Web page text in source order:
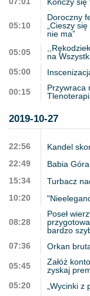
05:10
Doroczny
„Cieszy
nie ma”
05:05
na
05:00
00:15
Przywraca
2019-10-27
22:56
Kandel
22:49
Babia
15:34
Turbacz
10:20
08:28
Poseł
bardzo
07:36
Orkan
05:45
Załóż
zyskaj
05:20
„Wycinki